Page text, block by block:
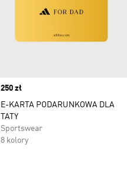
Price
250 zł
E-KARTA PODARUNKOWA DLA
TATY
Sportswear
8 kolory